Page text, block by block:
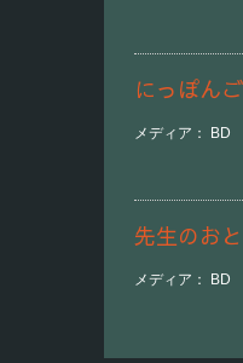
にっぽん
メディア：
先生のお
メディア：